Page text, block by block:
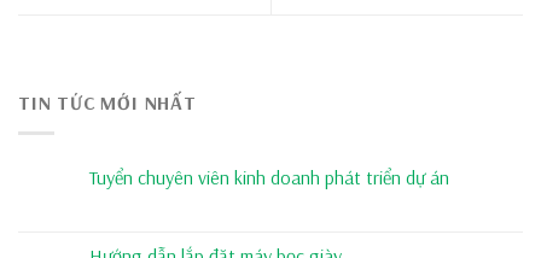
TIN TỨC MỚI NHẤT
Tuyển chuyên viên kinh doanh phát triển dự án